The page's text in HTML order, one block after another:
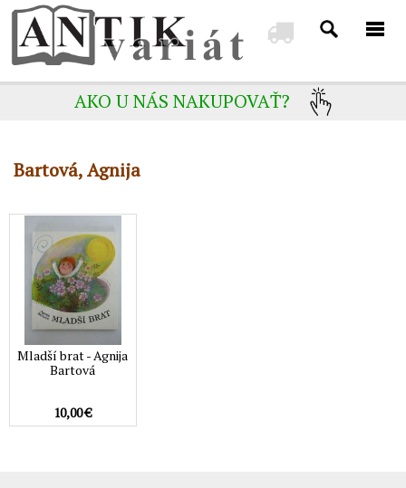
AKO U NÁS NAKUPOVAŤ?
Bartová, Agnija
Mladší brat - Agnija
Bartová
10,00 €